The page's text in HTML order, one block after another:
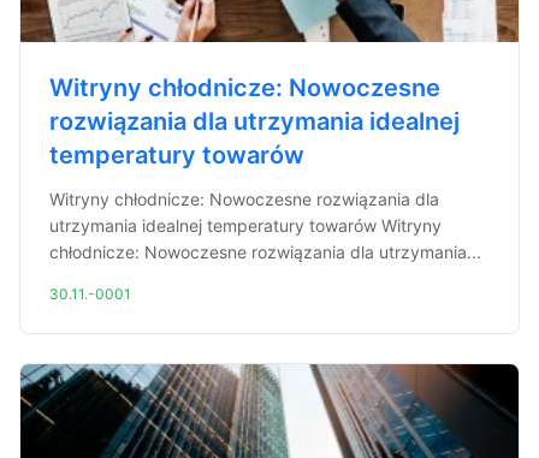
Witryny chłodnicze: Nowoczesne
rozwiązania dla utrzymania idealnej
temperatury towarów
Witryny chłodnicze: Nowoczesne rozwiązania dla
utrzymania idealnej temperatury towarów Witryny
chłodnicze: Nowoczesne rozwiązania dla utrzymania...
30.11.-0001